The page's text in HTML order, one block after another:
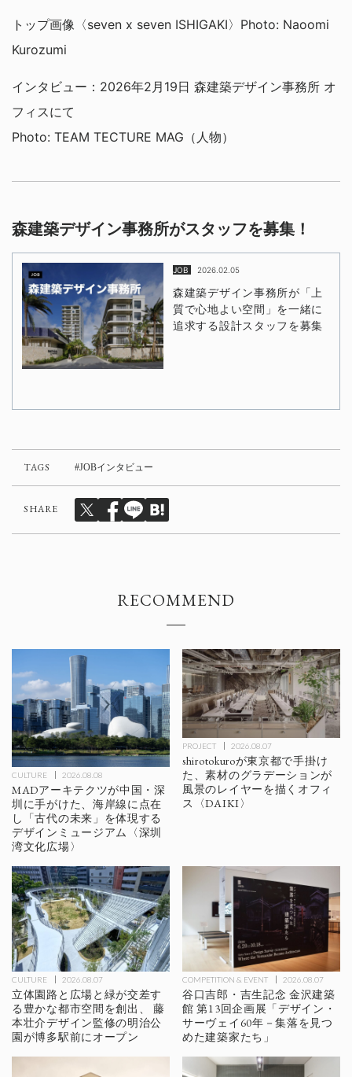
トップ画像〈seven x seven ISHIGAKI〉Photo: Naoomi
Kurozumi
インタビュー：2026年2月19日 森建築デザイン事務所 オ
フィスにて
Photo: TEAM TECTURE MAG（人物）
森建築デザイン事務所がスタッフを募集！
TAGS JOBインタビュー
SHARE
RECOMMEND
CULTURE 2026.08.08
MADアーキテクツが中国・深
圳に手がけた、海岸線に点在
し「古代の未来」を体現する
デザインミュージアム〈深圳
湾文化広場〉
PROJECT 2026.08.07
shirotokuroが東京都で手掛け
た、素材のグラデーションが
風景のレイヤーを描くオフィ
ス〈DAIKI〉
CULTURE 2026.08.07
立体園路と広場と緑が交差す
る豊かな都市空間を創出、 藤
本壮介デザイン監修の明治公
園が博多駅前にオープン
COMPETITION & EVENT 2026.08.07
谷口吉郎・吉生記念 金沢建築
館 第13回企画展「デザイン・
サーヴェイ60年－集落を見つ
めた建築家たち」